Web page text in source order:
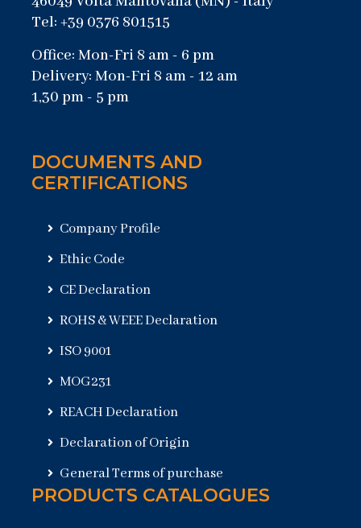
Tel: +39 0376 801515
Office: Mon-Fri 8 am - 6 pm
Delivery: Mon-Fri 8 am - 12 am
1,30 pm - 5 pm
DOCUMENTS AND
CERTIFICATIONS
Company Profile
Ethic Code
CE Declaration
ROHS & WEEE Declaration
ISO 9001
MOG231
REACH Declaration
Declaration of Origin
General Terms of purchase
PRODUCTS CATALOGUES